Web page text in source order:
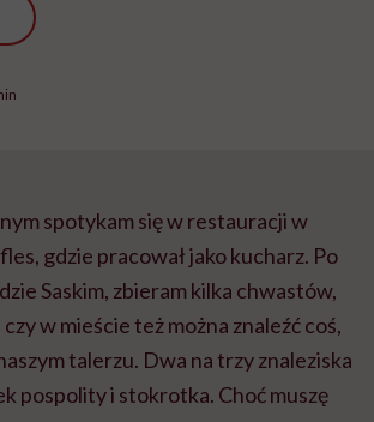
spotykam się w restauracji w
gdzie pracował jako kucharz. Po
Saskim, zbieram kilka chwastów,
w mieście też można znaleźć coś,
talerzu. Dwa na trzy znaleziska
pospolity i stokrotka. Choć muszę